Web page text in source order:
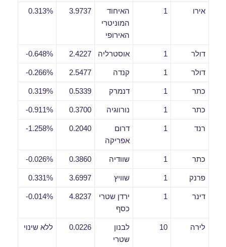
אירו 1
האיחוד
המוניטרי
האירופי
3.9737
0.313%
דולר 1 אוסטרליה 2.4227
0.648%-
דולר 1 קנדה 2.5477
0.266%-
כתר 1 דנמרק 0.5339
0.319%
כתר 1 נורווגיה 0.3700
0.911%-
רנד 1
דרום
אפריקה
0.2040
1.258%-
כתר 1 שוודיה 0.3860
0.026%-
פרנק 1 שוויץ 3.6997
0.331%
דינר 1
ירדן שטרי
כסף
4.8237
0.014%-
לירה 10
לבנון
שטרי
0.0226 ללא שינוי